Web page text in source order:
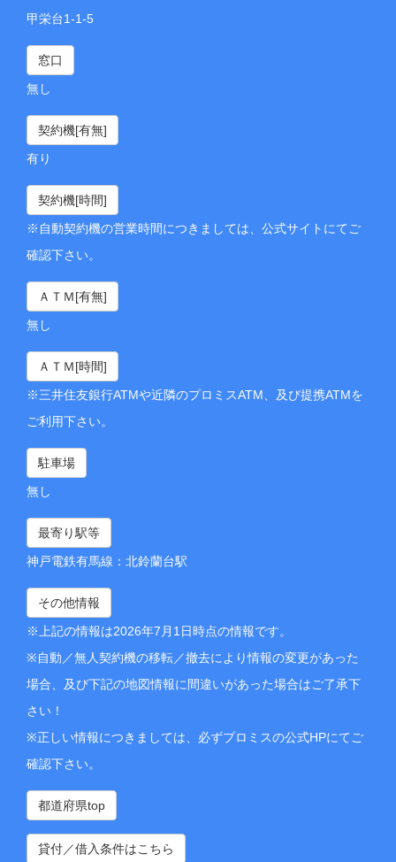
甲栄台1-1-5
窓口
無し
契約機[有無]
有り
契約機[時間]
※自動契約機の営業時間につきましては、公式サイトにてご
確認下さい。
ＡＴＭ[有無]
無し
ＡＴＭ[時間]
※三井住友銀行ATMや近隣のプロミスATM、及び提携ATMを
ご利用下さい。
駐車場
無し
最寄り駅等
神戸電鉄有馬線：北鈴蘭台駅
その他情報
※上記の情報は2026年7月1日時点の情報です。
※自動／無人契約機の移転／撤去により情報の変更があった
場合、及び下記の地図情報に間違いがあった場合はご了承下
さい！
※正しい情報につきましては、必ずプロミスの公式HPにてご
確認下さい。
都道府県top
貸付／借入条件はこちら